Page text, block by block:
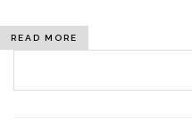
READ MORE